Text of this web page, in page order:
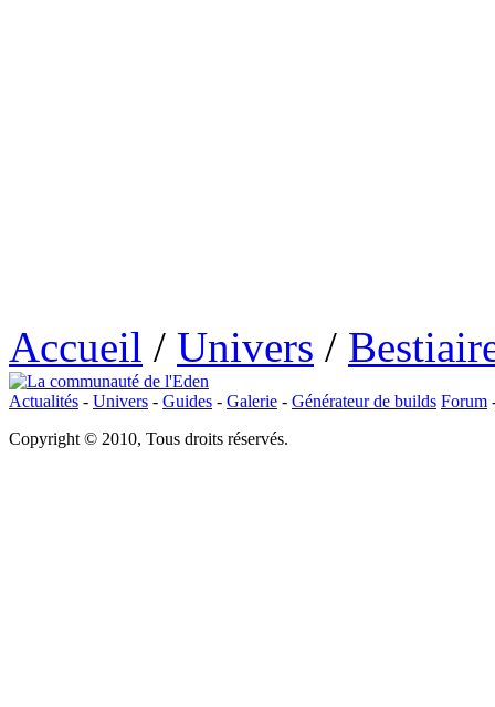
Accueil / Univers /
Actualités - Univers - Guides - Galerie - Générateur de builds Forum
Copyright © 2010, Tous droits réservés.